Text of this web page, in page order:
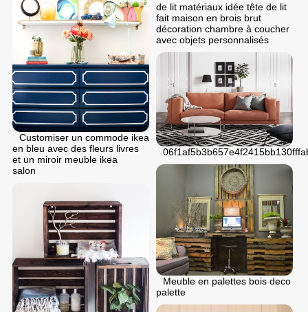
de lit matériaux idée tête de lit
fait maison en brois brut
décoration chambre à coucher
avec objets personnalisés
Customiser un commode ikea
en bleu avec des fleurs livres
et un miroir meuble ikea
salon
Meuble en palettes bois deco
palette